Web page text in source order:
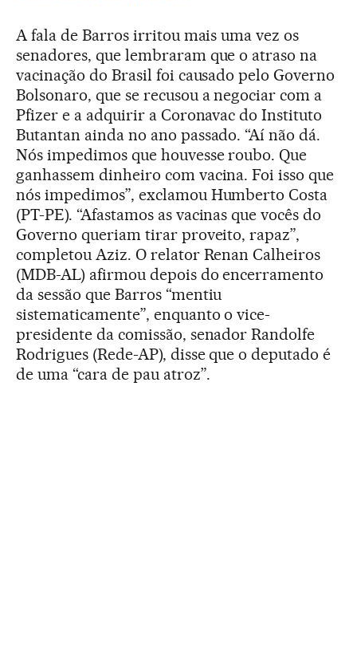
A fala de Barros irritou mais uma vez os
senadores, que lembraram que o atraso na
vacinação do Brasil foi causado pelo Governo
Bolsonaro, que se recusou a negociar com a
Pfizer e a adquirir a Coronavac do Instituto
Butantan ainda no ano passado. “Aí não dá.
Nós impedimos que houvesse roubo. Que
ganhassem dinheiro com vacina. Foi isso que
nós impedimos”, exclamou Humberto Costa
(PT-PE). “Afastamos as vacinas que vocês do
Governo queriam tirar proveito, rapaz”,
completou Aziz. O relator Renan Calheiros
(MDB-AL) afirmou depois do encerramento
da sessão que Barros “mentiu
sistematicamente”, enquanto o vice-
presidente da comissão, senador Randolfe
Rodrigues (Rede-AP), disse que o deputado é
de uma “cara de pau atroz”.